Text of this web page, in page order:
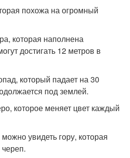
похожа на огромный
которая наполнена
достигать 12 метров в
который падает на 30
под землей.
которое меняет цвет каждый
увидеть гору, которая